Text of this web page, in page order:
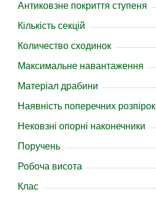
Антиковзне покриття ступеня
Кількість секцій
Количество сходинок
Максимальне навантаження
Матеріал драбини
Наявність поперечних розпірок
Нековзні опорні наконечники
Поручень
Робоча висота
Клас